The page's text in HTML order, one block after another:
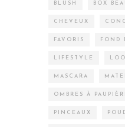
BLUSH BOX
CHEVEUX
FAVORIS FOND
LIFESTYLE
MASCARA
OMBRES À
PINCEAUX